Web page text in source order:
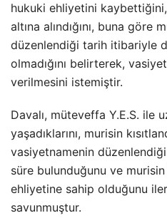
hukuki ehliyetini
altına alındığını, buna göre
düzenlendiği tarih itibariyle
olmadığını belirterek,
verilmesini istemiştir.
Davalı, müteveffa Y.E.S. ile
yaşadıklarını, murisin
vasiyetnamenin
süre bulunduğunu ve
ehliyetine sahip olduğunu
savunmuştur.